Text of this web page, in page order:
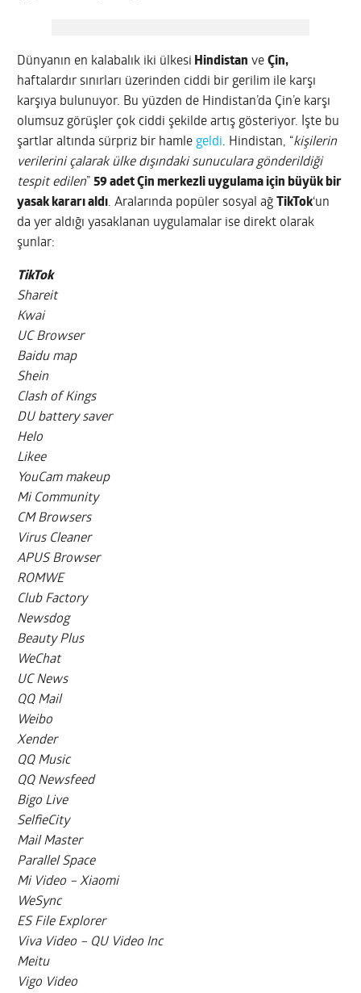
Dünyanın en kalabalık iki ülkesi Hindistan veÇin,
haftalardır sınırları üzerinden ciddi bir gerilim ile karşı
karşıya bulunuyor. Bu yüzden de Hindistan’da Çin’e karşı
olumsuz görüşler çok ciddi şekilde artış gösteriyor. İşte bu
şartlar altında sürpriz bir hamle geldi. Hindistan, “kişilerin
verilerini çalarak ülke dışındaki sunuculara gönderildiği
tespit edilen”59 adet Çin merkezli uygulama için büyük bir
yasak kararı aldı. Aralarında popüler sosyal ağ TikTok‘un
da yer aldığı yasaklanan uygulamalar ise direkt olarak
şunlar:
TikTok
Shareit
Kwai
UC Browser
Baidu map
Shein
Clash of Kings
DU battery saver
Helo
Likee
YouCam makeup
Mi Community
CM Browsers
Virus Cleaner
APUS Browser
ROMWE
Club Factory
Newsdog
Beauty Plus
WeChat
UC News
QQ Mail
Weibo
Xender
QQ Music
QQ Newsfeed
Bigo Live
SelfieCity
Mail Master
Parallel Space
Mi Video – Xiaomi
WeSync
ES File Explorer
Viva Video – QU Video Inc
Meitu
Vigo Video